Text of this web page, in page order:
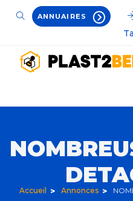
ANNUAIRES
Accueil Annonces